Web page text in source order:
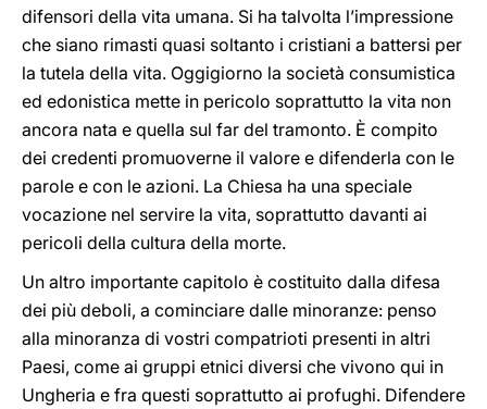
difensori della vita umana. Si ha talvolta l’impressione
che siano rimasti quasi soltanto i cristiani a battersi per
la tutela della vita. Oggigiorno la società consumistica
ed edonistica mette in pericolo soprattutto la vita non
ancora nata e quella sul far del tramonto. È compito
dei credenti promuoverne il valore e difenderla con le
parole e con le azioni. La Chiesa ha una speciale
vocazione nel servire la vita, soprattutto davanti ai
pericoli della cultura della morte.
Un altro importante capitolo è costituito dalla difesa
dei più deboli, a cominciare dalle minoranze: penso
alla minoranza di vostri compatrioti presenti in altri
Paesi, come ai gruppi etnici diversi che vivono qui in
Ungheria e fra questi soprattutto ai profughi. Difendere